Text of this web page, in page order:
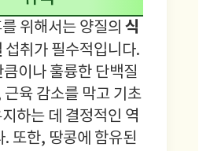
위해서는 양질의 식
섭취가 필수적입니다.
이나 훌륭한 단백질
육 감소를 막고 기초
하는 데 결정적인 역
. 또한, 땅콩에 함유된